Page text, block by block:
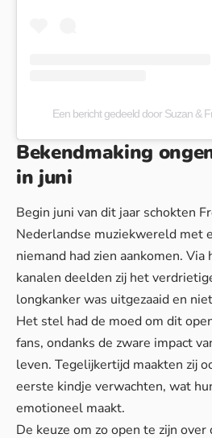
Een bericht gedeeld door Suzan &
Bekendmaking
in juni
Begin juni van dit jaar schokten
Nederlandse muziekwereld met
niemand had zien aankomen. Via
kanalen deelden zij het
longkanker was uitgezaaid en
Het stel had de moed om dit
fans, ondanks de zware impact
leven. Tegelijkertijd maakten zij
eerste kindje verwachten, wat
emotioneel maakt.
De keuze om zo open te zijn over